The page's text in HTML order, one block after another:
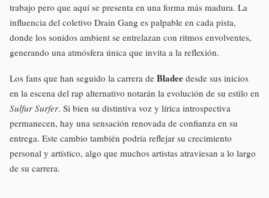
trabajo pero que aquí se presenta en una forma más madura. La
influencia del coletivo Drain Gang es palpable en cada pista,
donde los sonidos ambient se entrelazan con ritmos envolventes,
generando una atmósfera única que invita a la reflexión.
Los fans que han seguido la carrera de Bladee desde sus inicios
en la escena del rap alternativo notarán la evolución de su estilo en
Sulfur Surfer. Si bien su distintiva voz y lírica introspectiva
permanecen, hay una sensación renovada de confianza en su
entrega. Este cambio también podría reflejar su crecimiento
personal y artístico, algo que muchos artistas atraviesan a lo largo
de su carrera.